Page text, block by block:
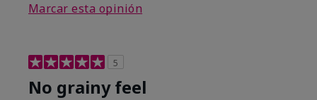
Marcar esta opinión
5
No grainy feel